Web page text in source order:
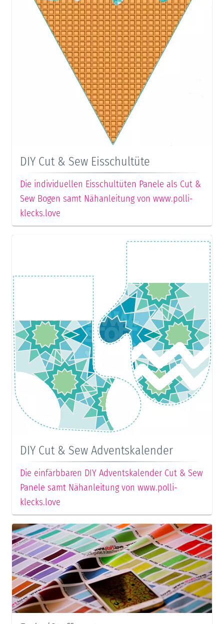
DIY Cut & Sew Eisschultüte
Die individuellen Eisschultüten Panele als Cut &
Sew Bogen samt Nähanleitung von www.polli-
klecks.love
DIY Cut & Sew Adventskalender
Die einfärbbaren DIY Adventskalender Cut & Sew
Panele samt Nähanleitung von www.polli-
klecks.love